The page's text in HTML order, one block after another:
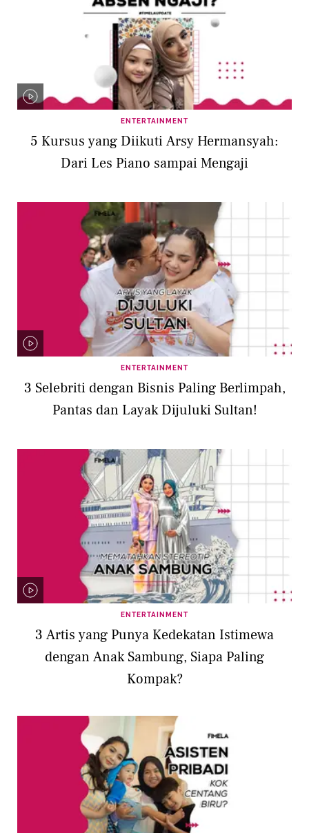
ENTERTAINMENT
5 Kursus yang Diikuti Arsy Hermansyah:
Dari Les Piano sampai Mengaji
ENTERTAINMENT
3 Selebriti dengan Bisnis Paling Berlimpah,
Pantas dan Layak Dijuluki Sultan!
ENTERTAINMENT
3 Artis yang Punya Kedekatan Istimewa
dengan Anak Sambung, Siapa Paling
Kompak?